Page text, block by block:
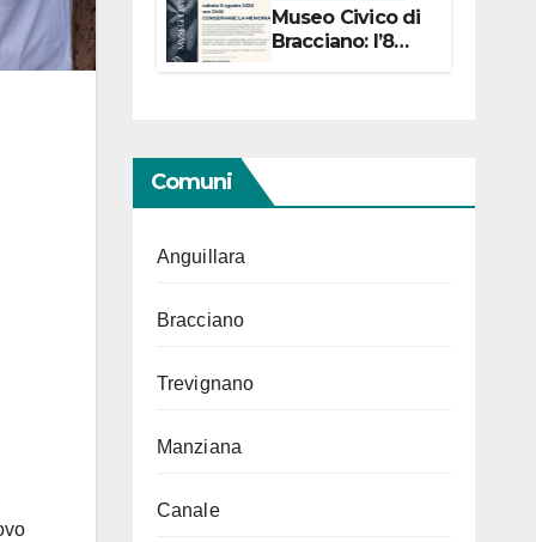
Museo Civico di
Bracciano: l’8
Comuni
Anguillara
Bracciano
Trevignano
Manziana
Canale